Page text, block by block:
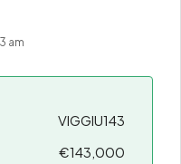
am
VIGGIU143
€143,000